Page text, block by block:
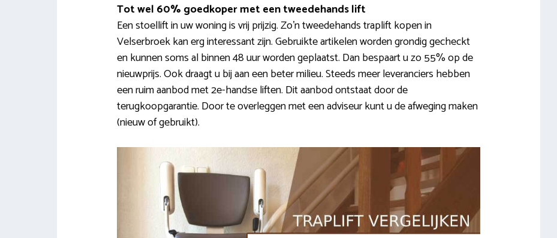
Tot wel 60% goedkoper met een tweedehands lift
Een stoellift in uw woning is vrij prijzig. Zo’n tweedehands traplift kopen in
Velserbroek kan erg interessant zijn. Gebruikte artikelen worden grondig gecheckt
en kunnen soms al binnen 48 uur worden geplaatst. Dan bespaart u zo 55% op de
nieuwprijs. Ook draagt u bij aan een beter milieu. Steeds meer leveranciers hebben
een ruim aanbod met 2e-handse liften. Dit aanbod ontstaat door de
terugkoopgarantie. Door te overleggen met een adviseur kunt u de afweging maken
(nieuw of gebruikt).